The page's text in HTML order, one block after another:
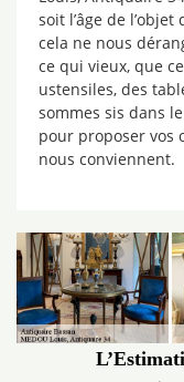
soit l’âge de
cela ne nous
ce qui vieux, que
ustensiles, des
sommes sis dans
pour proposer vos
nous conviennent.